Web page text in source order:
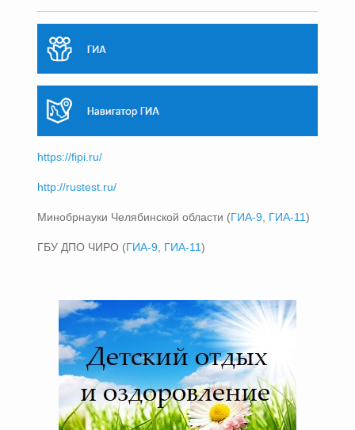
https://fipi.ru/
http://rustest.ru/
Минобрнауки Челябинской области (ГИА-9 ГИА-11)
ГБУ ДПО ЧИРО (ГИА-9 ГИА-11)